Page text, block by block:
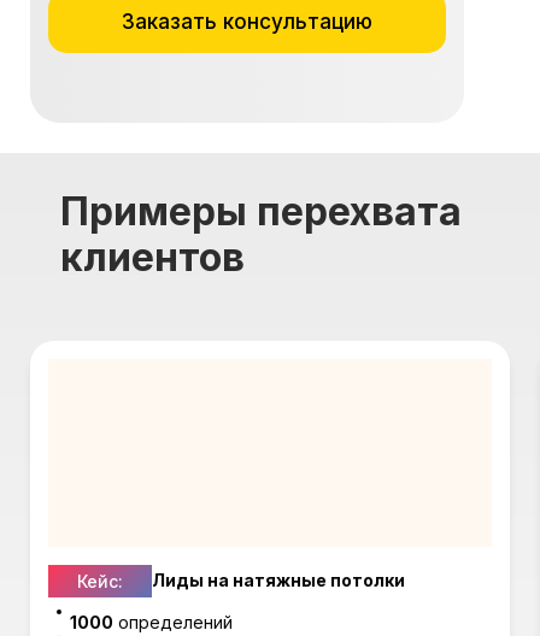
Заказать консультацию
Примеры перехвата
клиентов
Кейс: Лиды на натяжные потолки
1000 определений